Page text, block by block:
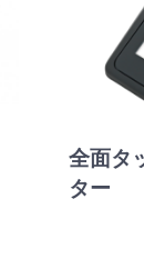
全面タ
ター